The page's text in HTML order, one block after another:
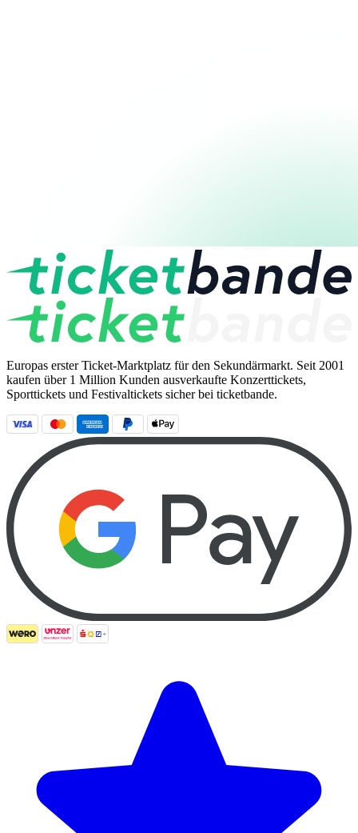
Europas erster Ticket-Marktplatz für den Sekundärmarkt. Seit 2001
kaufen über 1 Million Kunden ausverkaufte Konzerttickets,
Sporttickets und Festivaltickets sicher bei ticketbande.